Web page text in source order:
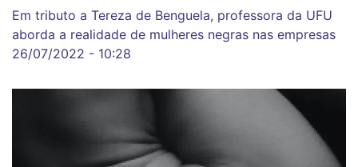
Em tributo a Tereza de Benguela, professora da UFU
aborda a realidade de mulheres negras nas empresas
26/07/2022 - 10:28